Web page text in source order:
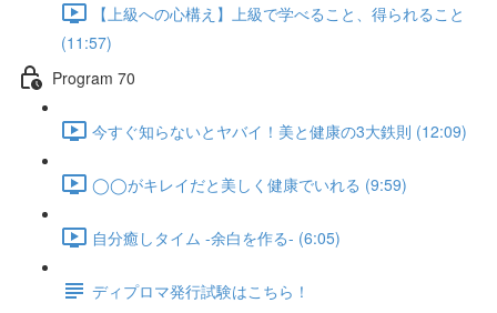
【上級への心構え】上級で学べること、得られること
(11:57)
Program 70
今すぐ知らないとヤバイ！美と健康の3大鉄則 (12:09)
◯◯がキレイだと美しく健康でいれる (9:59)
自分癒しタイム -余白を作る- (6:05)
ディプロマ発行試験はこちら！